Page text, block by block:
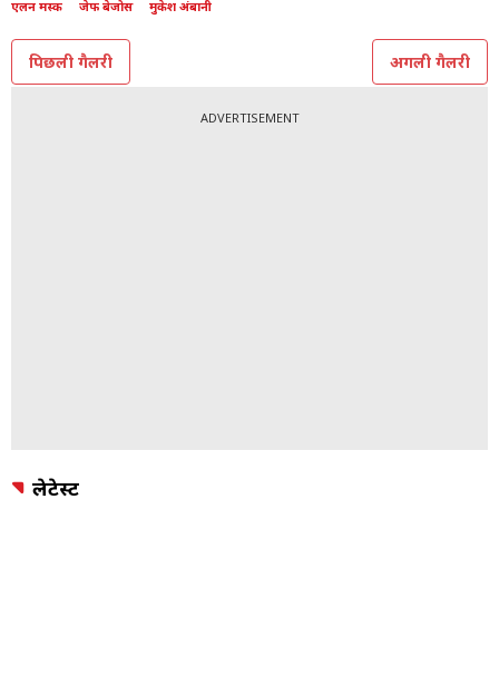
एलन मस्क जेफ बेजोस मुकेश अंबानी
पिछली गैलरी अगली गैलरी
ADVERTISEMENT
लेटेस्ट